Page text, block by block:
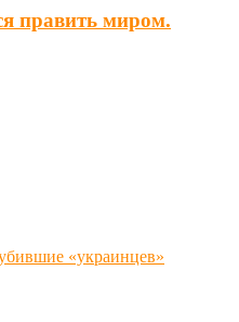
править миром.